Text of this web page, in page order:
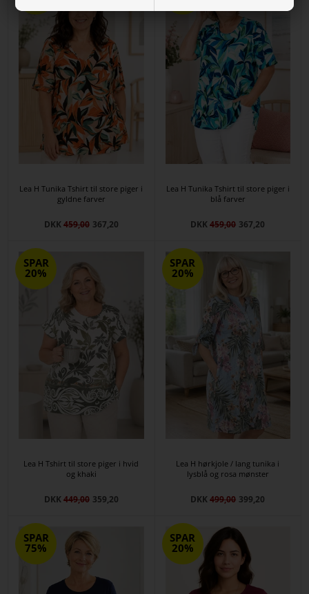
Lea H Tunika Tshirt til store piger i
gyldne farver
DKK459,00 367,20
Lea H Tunika Tshirt til store piger i
blå farver
DKK459,00 367,20
SPAR
20%
Lea H Tshirt til store piger i hvid
og khaki
DKK449,00 359,20
SPAR
20%
Lea H hørkjole / lang tunika i
lysblå og rosa mønster
DKK499,00 399,20
SPAR
75%
SPAR
20%